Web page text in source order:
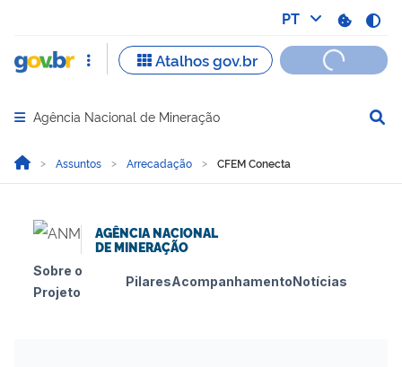
Abrir menu principal de navegação
Agência Nacional de Mineração
Você está aqui:
Página Inicial
Assuntos Arrecadação CFEM Conecta
AGÊNCIA NACIONAL
DE MINERAÇÃO
Sobre o
Projeto
PilaresAcompanhamentoNotícias